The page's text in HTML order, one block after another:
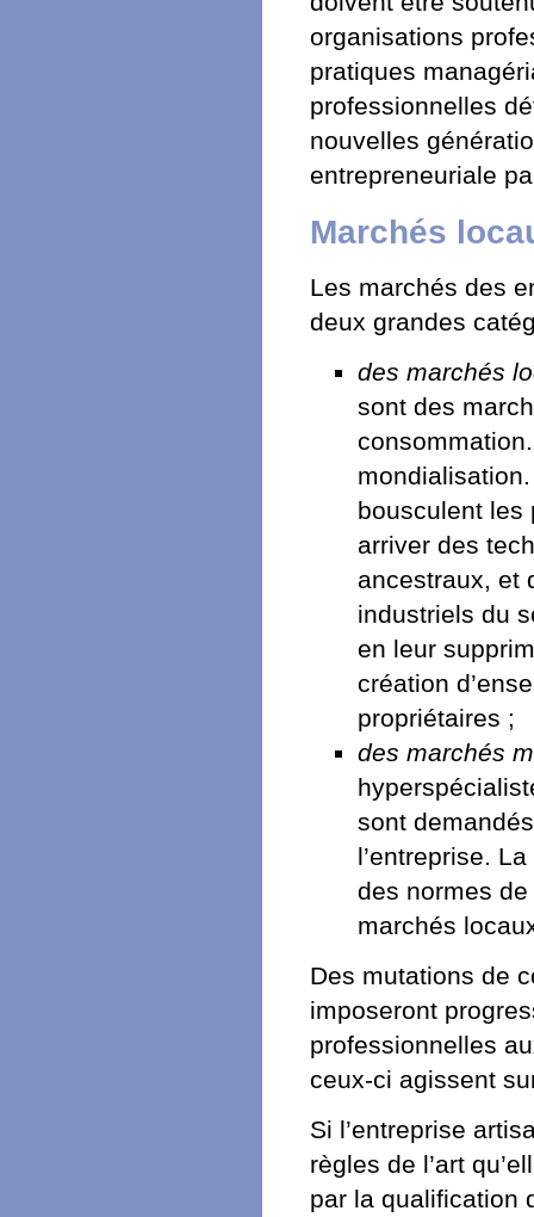
organisations
pratiques
professionnelles
nouvelles
entrepreneuriale
Marchés
Les marchés des
deux grandes
des marchés
sont des
bousculent les
arriver des
ancestraux, et
industriels du
en leur
création
propriétaires ;
des marchés
sont
l’entreprise.
des normes
marchés
Des mutations de
imposeront
professionnelles
ceux-ci agissent
Si l’entreprise
règles de l’art
par la qualification